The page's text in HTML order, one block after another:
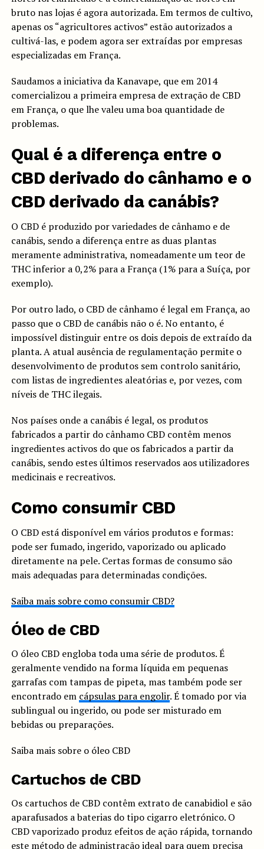
bruto nas lojas é agora autorizada. Em termos de cultivo,
apenas os “agricultores activos” estão autorizados a
cultivá-las, e podem agora ser extraídas por empresas
especializadas em França.
Saudamos a iniciativa da Kanavape, que em 2014
comercializou a primeira empresa de extração de CBD
em França, o que lhe valeu uma boa quantidade de
problemas.
Qual é a diferença entre o
CBD derivado do cânhamo e o
CBD derivado da canábis?
O CBD é produzido por variedades de cânhamo e de
canábis, sendo a diferença entre as duas plantas
meramente administrativa, nomeadamente um teor de
THC inferior a 0,2% para a França (1% para a Suíça, por
exemplo).
Por outro lado, o CBD de cânhamo é legal em França, ao
passo que o CBD de canábis não o é. No entanto, é
impossível distinguir entre os dois depois de extraído da
planta. A atual ausência de regulamentação permite o
desenvolvimento de produtos sem controlo sanitário,
com listas de ingredientes aleatórias e, por vezes, com
níveis de THC ilegais.
Nos países onde a canábis é legal, os produtos
fabricados a partir do cânhamo CBD contêm menos
ingredientes activos do que os fabricados a partir da
canábis, sendo estes últimos reservados aos utilizadores
medicinais e recreativos.
Como consumir CBD
O CBD está disponível em vários produtos e formas:
pode ser fumado, ingerido, vaporizado ou aplicado
diretamente na pele. Certas formas de consumo são
mais adequadas para determinadas condições.
Saiba mais sobre como consumir CBD?
Óleo de CBD
O óleo CBD engloba toda uma série de produtos. É
geralmente vendido na forma líquida em pequenas
garrafas com tampas de pipeta, mas também pode ser
encontrado em cápsulas para engolir. É tomado por via
sublingual ou ingerido, ou pode ser misturado em
bebidas ou preparações.
Saiba mais sobre o óleo CBD
Cartuchos de CBD
Os cartuchos de CBD contêm extrato de canabidiol e são
aparafusados a baterias do tipo cigarro eletrónico. O
CBD vaporizado produz efeitos de ação rápida, tornando
este método de administração ideal para quem precisa